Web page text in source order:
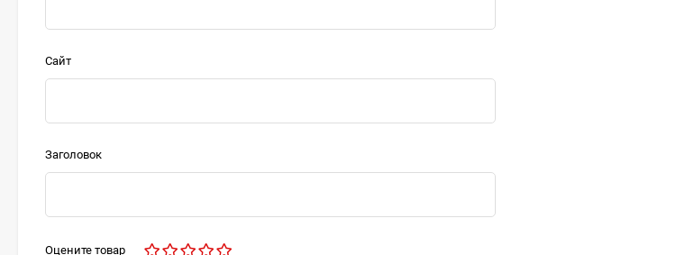
Сайт
Заголовок
Оцените товар